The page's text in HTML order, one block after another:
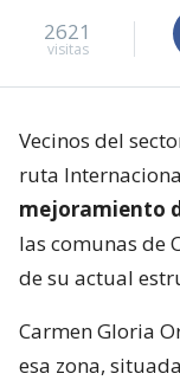
2621
visitas
Vecinos del
ruta
mejoramiento
las comunas de
de su actual
Carmen Gloria
esa zona,